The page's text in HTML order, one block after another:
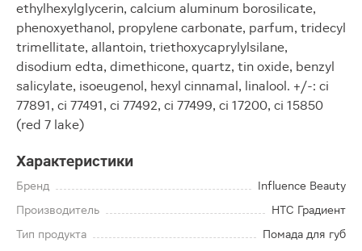
ethylhexylglycerin, calcium aluminum borosilicate,
phenoxyethanol, propylene carbonate, parfum, tridecyl
trimellitate, allantoin, triethoxycaprylylsilane,
disodium edta, dimethicone, quartz, tin oxide, benzyl
salicylate, isoeugenol, hexyl cinnamal, linalool. +/-: ci
77891, ci 77491, ci 77492, ci 77499, ci 17200, ci 15850
(red 7 lake)
Характеристики
Бренд
Influence Beauty
Производитель
НТС Градиент
Тип продукта
Помада для губ